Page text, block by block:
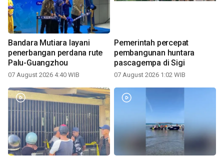
Bandara Mutiara layani
penerbangan perdana rute
Palu-Guangzhou
07 August 2026 4:40 WIB
Pemerintah percepat
pembangunan huntara
pascagempa di Sigi
07 August 2026 1:02 WIB